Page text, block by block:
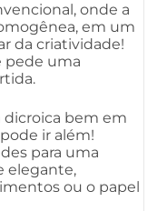
onde a
em um
da criatividade!
pede uma
dicroica bem em
ir além!
para uma
elegante,
ou o papel